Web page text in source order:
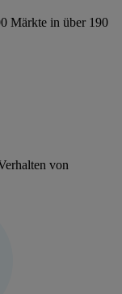
Märkte in über 190
von